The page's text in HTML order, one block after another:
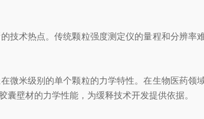
术热点。传统颗粒强度测定仪的量程和分辨率
米级别的单个颗粒的力学特性。在生物医药领
壁材的力学性能，为缓释技术开发提供依据。